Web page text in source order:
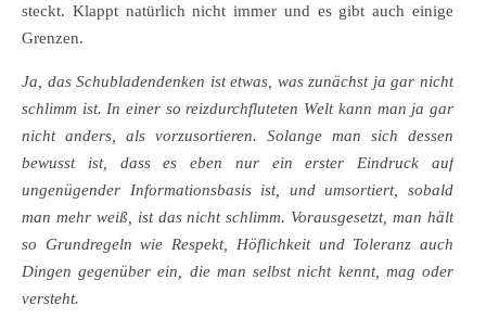
steckt. Klappt natürlich nicht immer und es gibt auch einige
Grenzen.
Ja, das Schubladendenken ist etwas, was zunächst ja gar nicht
schlimm ist. In einer so reizdurchfluteten Welt kann man ja gar
nicht anders, als vorzusortieren. Solange man sich dessen
bewusst ist, dass es eben nur ein erster Eindruck auf
ungenügender Informationsbasis ist, und umsortiert, sobald
man mehr weiß, ist das nicht schlimm. Vorausgesetzt, man hält
so Grundregeln wie Respekt, Höflichkeit und Toleranz auch
Dingen gegenüber ein, die man selbst nicht kennt, mag oder
versteht.